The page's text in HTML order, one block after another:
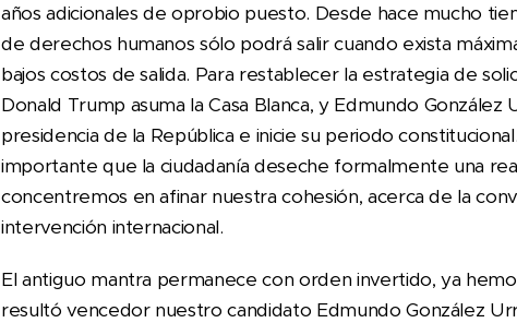
años adicionales de oprobio puesto. Desde hace mucho
de derechos humanos sólo podrá salir cuando exista
bajos costos de salida. Para restablecer la estrategia de
Donald Trump asuma la Casa Blanca, y Edmundo
presidencia de la República e inicie su periodo
importante que la ciudadanía deseche formalmente una
concentremos en afinar nuestra cohesión, acerca de la
intervención internacional.
El antiguo mantra permanece con orden invertido, ya
resultó vencedor nuestro candidato Edmundo González